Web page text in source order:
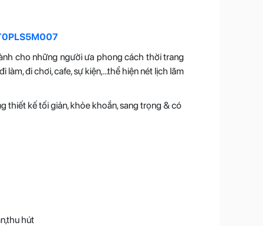
cho những người ưa phong cách thời trang
đi chơi, cafe, sự kiện,...thể hiện nét lịch lãm
thiết kế tối giản, khỏe khoắn, sang trọng & có
hút